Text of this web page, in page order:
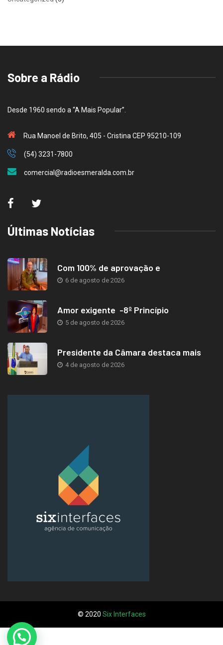
Sobre a Rádio
Desde 1960 sendo a “A Mais Popular”.
Rua Manoel de Brito, 405 - Cristina CEP 95210-109
(54) 3231-7800
comercial@radioesmeralda.com.br
Últimas Notícias
Com 100% de aprovação e
6 de agosto de 2026
Amor exigente -8º Princípio
5 de agosto de 2026
Presidente da Câmara destaca mais
4 de agosto de 2026
© 2020 Six Interfaces